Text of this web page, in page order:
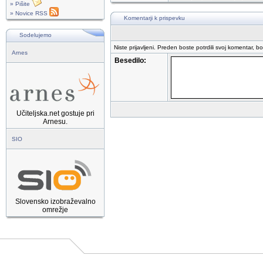
» Pišite
» Novice RSS
Sodelujemo
Arnes
Učiteljska.net gostuje pri
Arnesu.
SIO
Slovensko izobraževalno
omrežje
Komentarji k prispevku
Niste prijavljeni. Preden boste potrdili svoj komentar,
Besedilo: